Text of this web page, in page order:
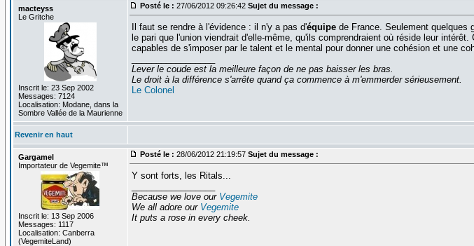
macteyss
Le Gritche
Inscrit le: 23 Sep 2002
Messages: 7124
Localisation: Modane, dans la
Sombre Vallée de la Maurienne
Posté le : 27/06/2012 09:26:42 Sujet du message :
Il faut se rendre à l'évidence : il n'y a pas d'équipede France. Seulement quelques
le pari que l'union viendrait d'elle-même, qu'ils comprendraient où réside leur
capables de s'imposer par le talent et le mental pour donner une cohésion et une
Lever le coude est la meilleure façon de ne pas baisser les bras.
Le droit à la différence s'arrête quand ça commence à m'emmerder sérieusement.
Le Colonel
Revenir en haut
Gargamel
Importateur de Vegemite™
Inscrit le: 13 Sep 2006
Messages: 1117
Localisation: Canberra
(VegemiteLand)
Posté le : 28/06/2012 21:19:57 Sujet du message :
Y sont forts, les Ritals...
Because we love our Vegemite
We all adore our Vegemite
It puts a rose in every cheek.